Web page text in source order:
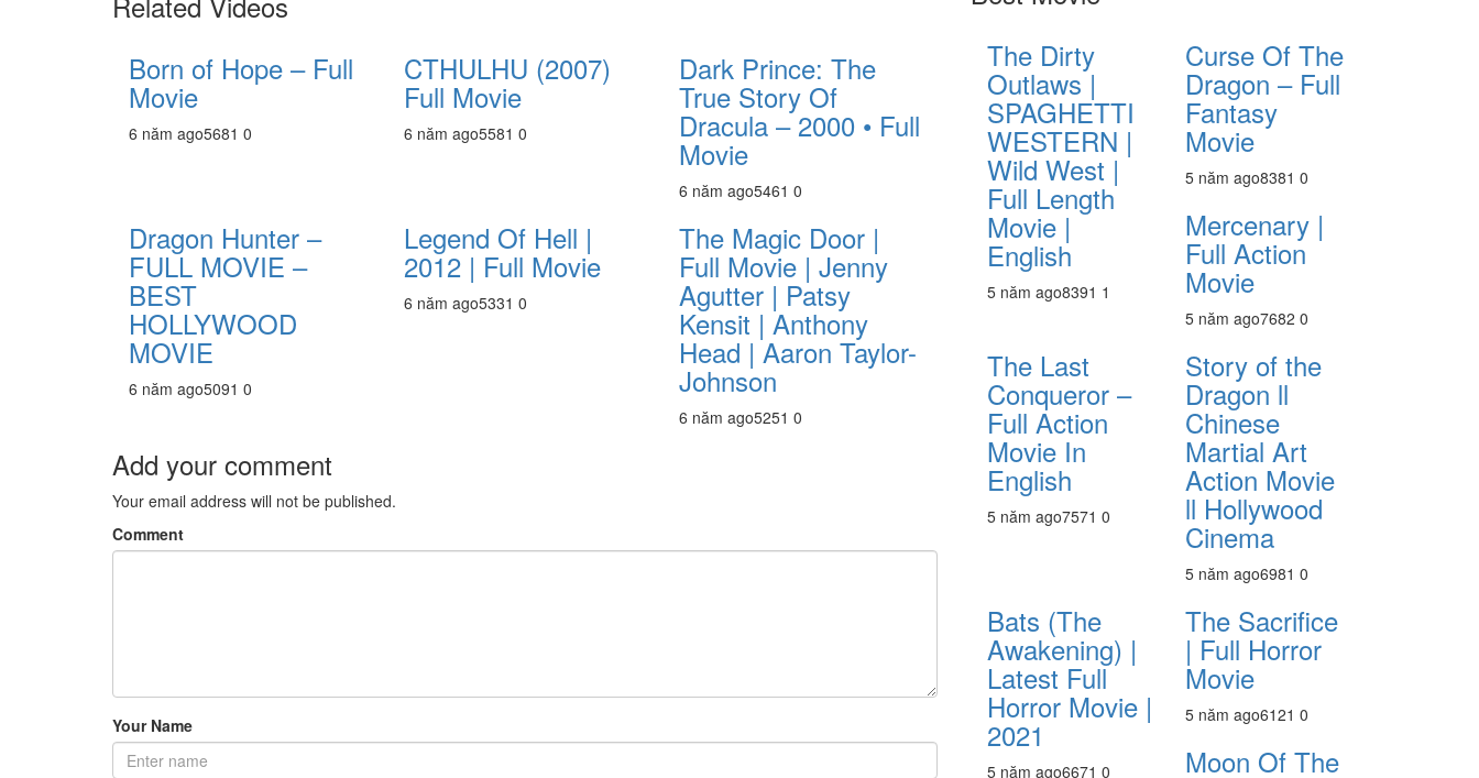
Born of Hope – Full
Movie
6 năm ago5681 0
CTHULHU (2007)
Full Movie
6 năm ago5581 0
Dark Prince: The
True Story Of
Dracula – 2000 • Full
Movie
6 năm ago5461 0
Dragon Hunter –
FULL MOVIE –
BEST
HOLLYWOOD
MOVIE
6 năm ago5091 0
Legend Of Hell |
2012 | Full Movie
6 năm ago5331 0
The Magic Door |
Full Movie | Jenny
Agutter | Patsy
Kensit | Anthony
Head | Aaron Taylor-
Johnson
6 năm ago5251 0
Add your comment
Your email address will not be published.
Comment
Your Name
The Dirty
Outlaws |
SPAGHETTI
WESTERN |
Wild West |
Full Length
Movie |
English
5 năm ago8391 1
Curse Of The
Dragon – Full
Fantasy
Movie
5 năm ago8381 0
Mercenary |
Full Action
Movie
5 năm ago7682 0
The Last
Conqueror –
Full Action
Movie In
English
5 năm ago7571 0
Story of the
Dragon ll
Chinese
Martial Art
Action Movie
ll Hollywood
Cinema
5 năm ago6981 0
Bats (The
Awakening) |
Latest Full
Horror Movie |
2021
5 năm ago6671 0
The Sacrifice
| Full Horror
Movie
5 năm ago6121 0
Moon Of The